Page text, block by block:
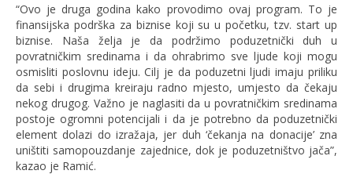
“Ovo je druga godina kako provodimo ovaj program. To je
finansijska podrška za biznise koji su u početku, tzv. start up
biznise. Naša želja je da podržimo poduzetnički duh u
povratničkim sredinama i da ohrabrimo sve ljude koji mogu
osmisliti poslovnu ideju. Cilj je da poduzetni ljudi imaju priliku
da sebi i drugima kreiraju radno mjesto, umjesto da čekaju
nekog drugog. Važno je naglasiti da u povratničkim sredinama
postoje ogromni potencijali i da je potrebno da poduzetnički
element dolazi do izražaja, jer duh ‘čekanja na donacije’ zna
uništiti samopouzdanje zajednice, dok je poduzetništvo jača”,
kazao je Ramić.